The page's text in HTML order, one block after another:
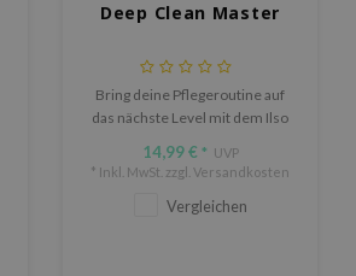
Deep Clean Master
Bring deine Pflegeroutine auf
das nächste Level mit dem Ilso
multifunktionalen
tägliche Anwendung und
14,99 € * UVP
* Inkl. MwSt. zzgl. Versandkosten
Vergleichen